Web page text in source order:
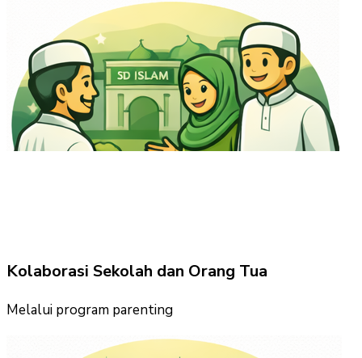
Kolaborasi Sekolah dan Orang Tua
Melalui program parenting